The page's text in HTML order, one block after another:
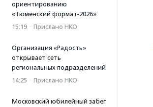
ориентированию
«Тюменский формат-2026»
15:19 · Прислано НКО
Организация «Радость»
открывает сеть
региональных подразделений
14:25 · Прислано НКО
Московский юбилейный забег